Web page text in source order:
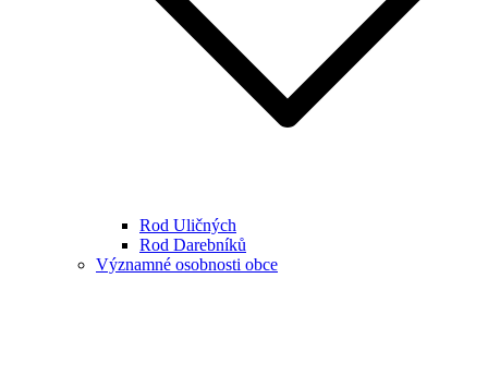
Rod Uličných
Rod Darebníků
Významné osobnosti obce